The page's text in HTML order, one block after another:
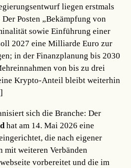
liegen erstmals
Posten „Bekämpfung von
sowie Einführung einer
2027 eine Milliarde Euro zur
in der Finanzplanung bis 2030
von bis zu drei
Krypto-Anteil bleibt weiterhin
sich die Branche: Der
hat am 14. Mai 2026 eine
die nach eigener
weiteren Verbänden
vorbereitet und die im